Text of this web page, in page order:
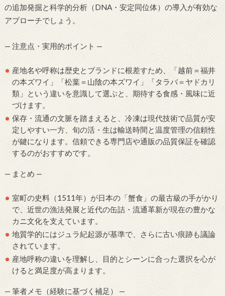
の追加発掘と科学的分析（DNA・安定同位体）の導入が有効な
アプローチでしょう。
— 注意点・実用的ポイント —
産地名や呼称は歴史とブランドに根差すため、「越前＝福井
の本ズワイ」「松葉＝山陰の本ズワイ」「タラバ＝ヤドカリ
類」という違いを意識して選ぶと、期待する食感・風味に近
づけます。
保存・流通の文脈を踏まえると、冷凍は現代技術で品質が安
定しやすい一方、旬の活・生は輸送時間と温度管理の信頼性
が鍵になります。信頼できる専門店や通販の品質保証を確認
するのがおすすめです。
— まとめ —
室町の史料（1511年）が日本の「蟹食」の最古級の手がかり
で、近世の漁法発展と近代の缶詰・流通革新が現在の豊かな
カニ文化を支えています。
地質学的にはジュラ紀起源が基準で、さらに古い痕跡も議論
されています。
産地呼称の違いを理解し、目的とシーンに合った選択を心が
けると満足度が高まります。
— 筆者メモ（経験に基づく補足） —